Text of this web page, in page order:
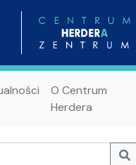
O Centrum
Herdera